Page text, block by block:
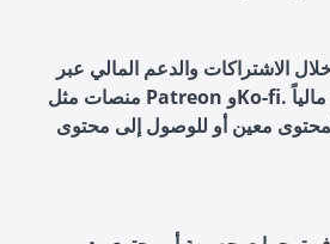
الاشتراكات والدعم المالي عبر
منصات مثل Patreon وKo-fi. يمكن للمشاهدين دعمك مالياً
معين أو للوصول إلى محتوى